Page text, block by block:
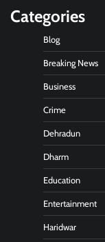
Categories
Blog
Breaking News
Business
Crime
Dehradun
Dharm
Education
Entertainment
Haridwar